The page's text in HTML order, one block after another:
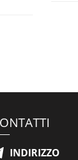
INDIRIZZO